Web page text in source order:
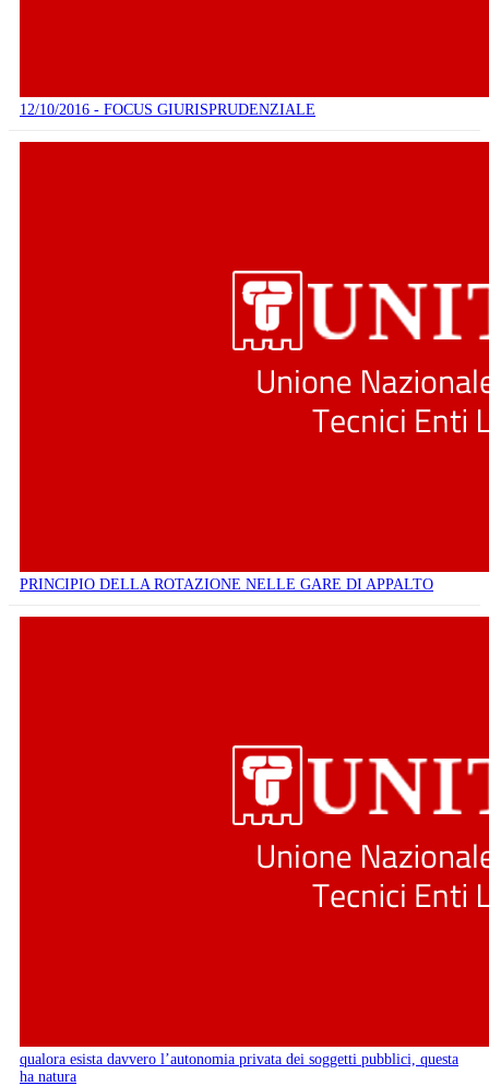
12/10/2016 - FOCUS GIURISPRUDENZIALE
PRINCIPIO DELLA ROTAZIONE NELLE GARE DI APPALTO
qualora esista davvero l’autonomia privata dei soggetti pubblici, questa
ha natura